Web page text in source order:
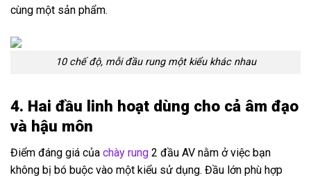
cùng một sản phẩm.
10 chế độ, mỗi đầu rung một kiểu khác nhau
4. Hai đầu linh hoạt dùng cho cả âm đạo
và hậu môn
Điểm đáng giá của chày rung 2 đầu AV nằm ở việc bạn
không bị bó buộc vào một kiểu sử dụng. Đầu lớn phù hợp